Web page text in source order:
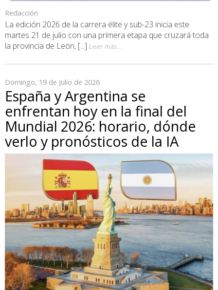
Redacción
La edición 2026 de la carrera élite y sub-23 inicia este
martes 21 de julio con una primera etapa que cruzará toda
la provincia de León, [...] Leer más...
Domingo, 19 de Julio de 2026
España y Argentina se
enfrentan hoy en la final del
Mundial 2026: horario, dónde
verlo y pronósticos de la IA